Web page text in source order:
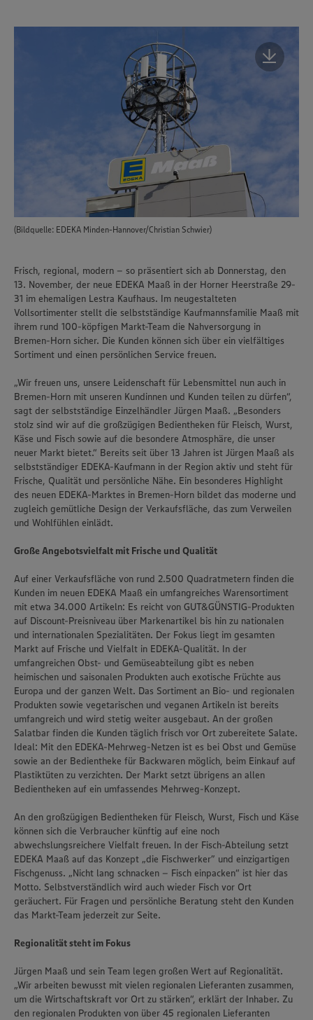
(Bildquelle: EDEKA Minden-Hannover/Christian Schwier)
Frisch, regional, modern – so präsentiert sich ab Donnerstag, den
13. November, der neue EDEKA Maaß in der Horner Heerstraße 29-
31 im ehemaligen Lestra Kaufhaus. Im neugestalteten
Vollsortimenter stellt die selbstständige Kaufmannsfamilie Maaß mit
ihrem rund 100-köpfigen Markt-Team die Nahversorgung in
Bremen-Horn sicher. Die Kunden können sich über ein vielfältiges
Sortiment und einen persönlichen Service freuen.
„Wir freuen uns, unsere Leidenschaft für Lebensmittel nun auch in
Bremen-Horn mit unseren Kundinnen und Kunden teilen zu dürfen“,
sagt der selbstständige Einzelhändler Jürgen Maaß. „Besonders
stolz sind wir auf die großzügigen Bedientheken für Fleisch, Wurst,
Käse und Fisch sowie auf die besondere Atmosphäre, die unser
neuer Markt bietet.“ Bereits seit über 13 Jahren ist Jürgen Maaß als
selbstständiger EDEKA-Kaufmann in der Region aktiv und steht für
Frische, Qualität und persönliche Nähe. Ein besonderes Highlight
des neuen EDEKA-Marktes in Bremen-Horn bildet das moderne und
zugleich gemütliche Design der Verkaufsfläche, das zum Verweilen
und Wohlfühlen einlädt.
Große Angebotsvielfalt mit Frische und Qualität
Auf einer Verkaufsfläche von rund 2.500 Quadratmetern finden die
Kunden im neuen EDEKA Maaß ein umfangreiches Warensortiment
mit etwa 34.000 Artikeln: Es reicht von GUT&GÜNSTIG-Produkten
auf Discount-Preisniveau über Markenartikel bis hin zu nationalen
und internationalen Spezialitäten. Der Fokus liegt im gesamten
Markt auf Frische und Vielfalt in EDEKA-Qualität. In der
umfangreichen Obst- und Gemüseabteilung gibt es neben
heimischen und saisonalen Produkten auch exotische Früchte aus
Europa und der ganzen Welt. Das Sortiment an Bio- und regionalen
Produkten sowie vegetarischen und veganen Artikeln ist bereits
umfangreich und wird stetig weiter ausgebaut. An der großen
Salatbar finden die Kunden täglich frisch vor Ort zubereitete Salate.
Ideal: Mit den EDEKA-Mehrweg-Netzen ist es bei Obst und Gemüse
sowie an der Bedientheke für Backwaren möglich, beim Einkauf auf
Plastiktüten zu verzichten. Der Markt setzt übrigens an allen
Bedientheken auf ein umfassendes Mehrweg-Konzept.
An den großzügigen Bedientheken für Fleisch, Wurst, Fisch und Käse
können sich die Verbraucher künftig auf eine noch
abwechslungsreichere Vielfalt freuen. In der Fisch-Abteilung setzt
EDEKA Maaß auf das Konzept „die Fischwerker” und einzigartigen
Fischgenuss. „Nicht lang schnacken – Fisch einpacken“ ist hier das
Motto. Selbstverständlich wird auch wieder Fisch vor Ort
geräuchert. Für Fragen und persönliche Beratung steht den Kunden
das Markt-Team jederzeit zur Seite.
Regionalität steht im Fokus
Jürgen Maaß und sein Team legen großen Wert auf Regionalität.
„Wir arbeiten bewusst mit vielen regionalen Lieferanten zusammen,
um die Wirtschaftskraft vor Ort zu stärken“, erklärt der Inhaber. Zu
den regionalen Produkten von über 45 regionalen Lieferanten